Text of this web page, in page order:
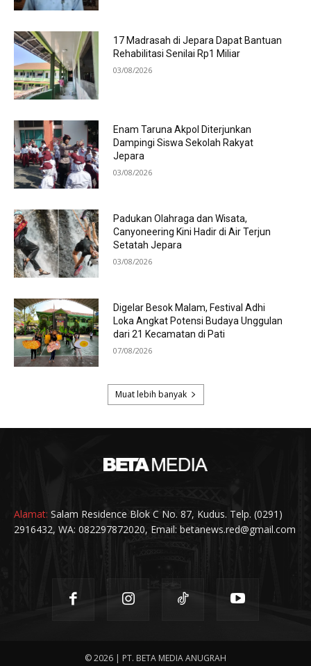
Alamat: Salam Residence Blok C No. 87, Kudus. Telp. (0291)
2916432, WA: 082297872020, Email: betanews.red@gmail.com
© 2026 | PT. BETA MEDIA ANUGRAH